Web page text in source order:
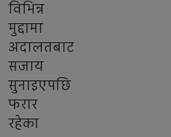
विभिन्न
मुद्दामा
अदालतबाट
सजाय
सुनाइएपछि
फरार
रहेका